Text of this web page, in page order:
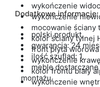
wykończenie
wykończenie
mocowanie ściany
kolor ściany tylnej
front płyta
wykończenie
kolor frontu biały
wykończenie
Dodatkowe informacje:
polski produkt,
gwarancja: 24
ilość szuflad: 1,
meble
montażu